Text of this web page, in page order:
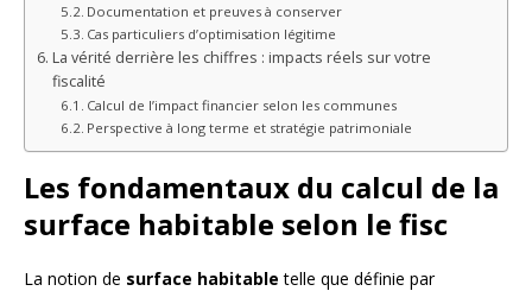
Documentation et preuves à conserver
Cas particuliers d’optimisation légitime
La vérité derrière les chiffres : impacts réels sur votre
fiscalité
Calcul de l’impact financier selon les communes
Perspective à long terme et stratégie patrimoniale
Les fondamentaux du calcul de la
surface habitable selon le fisc
La notion de surface habitable telle que définie par